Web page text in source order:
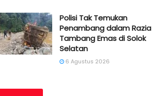
Polisi Tak Temukan
Penambang dalam Razia
Tambang Emas di Solok
Selatan
6 Agustus 2026